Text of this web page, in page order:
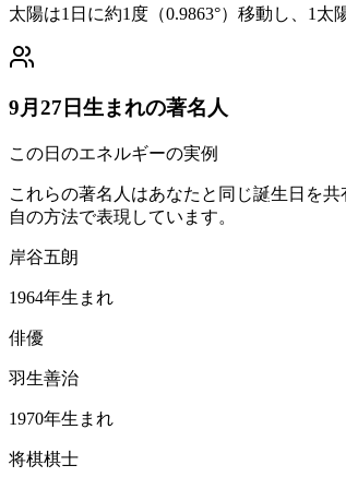
太陽は1日に約1度（0.9863°）移動し、1
9月27日生まれの著名人
この日のエネルギーの実例
これらの著名人はあなたと同じ誕生日を
自の方法で表現しています。
岸谷五朗
1964年生まれ
俳優
羽生善治
1970年生まれ
将棋棋士